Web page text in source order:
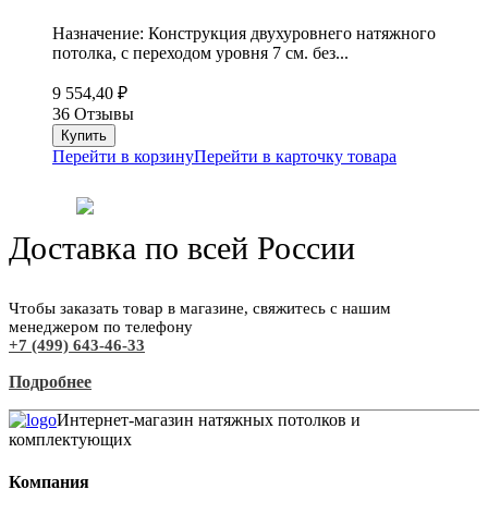
Назначение: Конструкция двухуровнего натяжного
потолка, с переходом уровня 7 см. без...
9 554,40 ₽
36 Отзывы
Перейти в корзинуПерейти в карточку товара
Доставка по всей России
Чтобы заказать товар в магазине, свяжитесь с нашим
менеджером по телефону
+7 (499) 643-46-33
Подробнее
Интернет-магазин натяжных потолков и
комплектующих
Компания